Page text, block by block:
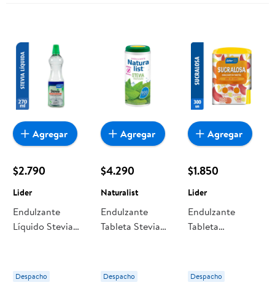
$2.790
Lider
Endulzante
Líquido Stevia
Despacho
Agregar
$4.290
Naturalist
Endulzante
Tableta Stevia
Naturalist
Despacho
Agregar
$1.850
Lider
Endulzante
Tableta
Lider
Despacho
Agregar